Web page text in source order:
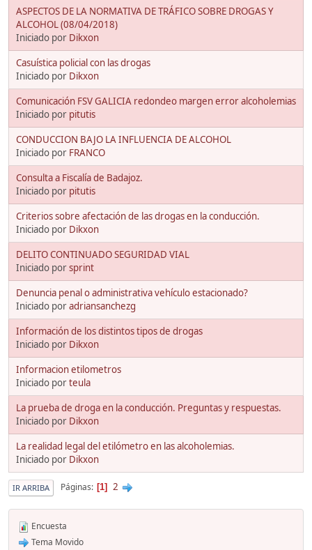
ASPECTOS DE LA NORMATIVA DE TRÁFICO SOBRE DROGAS Y
ALCOHOL (08/04/2018)
Iniciado por Dikxon
Casuística policial con las drogas
Iniciado por Dikxon
Comunicación FSV GALICIA redondeo margen error alcoholemias
Iniciado por pitutis
CONDUCCION BAJO LA INFLUENCIA DE ALCOHOL
Iniciado por FRANCO
Consulta a Fiscalía de Badajoz.
Iniciado por pitutis
Criterios sobre afectación de las drogas en la conducción.
Iniciado por Dikxon
DELITO CONTINUADO SEGURIDAD VIAL
Iniciado porsprint
Denuncia penal o administrativa vehículo estacionado?
Iniciado poradriansanchezg
Información de los distintos tipos de drogas
Iniciado por Dikxon
Informacion etilometros
Iniciado porteula
La prueba de droga en la conducción. Preguntas y respuestas.
Iniciado por Dikxon
La realidad legal del etilómetro en las alcoholemias.
Iniciado por Dikxon
IR ARRIBA Páginas 1 2
Encuesta
Tema Movido